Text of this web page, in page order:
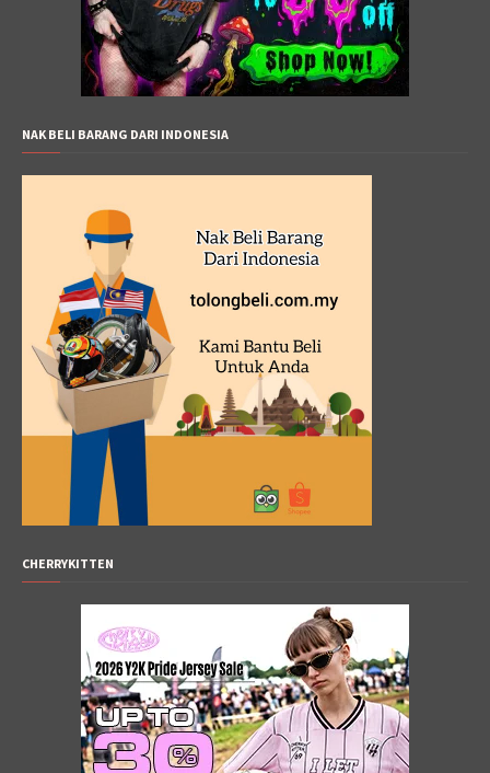
NAK BELI BARANG DARI INDONESIA
CHERRYKITTEN